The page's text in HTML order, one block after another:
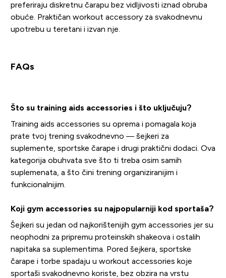
preferiraju diskretnu čarapu bez vidljivosti iznad obruba
obuće. Praktičan workout accessory za svakodnevnu
upotrebu u teretani i izvan nje.
FAQs
Što su training aids accessories i što uključuju?
Training aids accessories su oprema i pomagala koja
prate tvoj trening svakodnevno — šejkeri za
suplemente, sportske čarape i drugi praktični dodaci. Ova
kategorija obuhvata sve što ti treba osim samih
suplemenata, a što čini trening organiziranijim i
funkcionalnijim.
Koji gym accessories su najpopularniji kod sportaša?
Šejkeri su jedan od najkorištenijih gym accessories jer su
neophodni za pripremu proteinskih shakeova i ostalih
napitaka sa suplementima. Pored šejkera, sportske
čarape i torbe spadaju u workout accessories koje
sportaši svakodnevno koriste, bez obzira na vrstu